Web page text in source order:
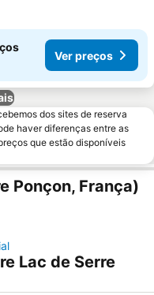
Ver preços
dos sites de reserva
haver diferenças entre as
que estão disponíveis
Ponçon, França)
Lac de Serre